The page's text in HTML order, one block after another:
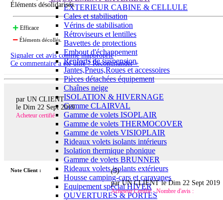
EXTERIEUR CABINE & CELLULE
Cales et stabilisation
Vérins de stabilisation
Rétroviseurs et lentilles
Bavettes de protections
Embout d'échappement
Renforts de suspension
Jantes,Pneus,Roues et accessoires
Pièces détachées équipement
Chaînes neige
ISOLATION & HIVERNAGE
Gamme CLAIRVAL
Gamme de volets ISOPLAIR
Gamme de volets THERMOCOVER
Gamme de volets VISIOPLAIR
Rideaux volets isolants intérieurs
Isolation thermique phonique
Gamme de volets BRUNNER
Rideaux volets isolants extérieurs
Housse camping-cars et caravanes
Equipement spécial HIVER
OUVERTURES & PORTES
Éléments désolidarisés.
Efficace
Éléments décollés.
Signaler cet avis comme inapproprié
Ce commentaire a été utile ? Recommander +
par UN CLIENT
le Dim 22 Sept 2019
Acheteur certifié
Note Client : (5)
par UN CLIENT leDim 22 Sept 2019
Acheteur Certifié - Nombre d'avis :